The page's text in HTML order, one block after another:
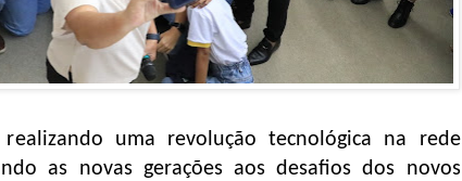
uma revolução tecnológica na rede
as novas gerações aos desafios dos novos